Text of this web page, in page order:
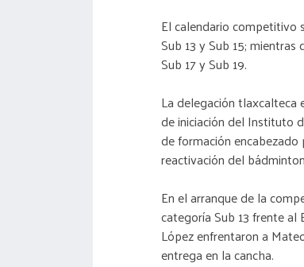
El calendario competitivo
Sub 13 y Sub 15;
Sub 17 y Sub 19.
La delegación tlaxcalteca
de iniciación del Instituto
de formación
reactivación del
En el arranque de la
categoría Sub 13 frente al
López enfrentaron a
entrega en la cancha.